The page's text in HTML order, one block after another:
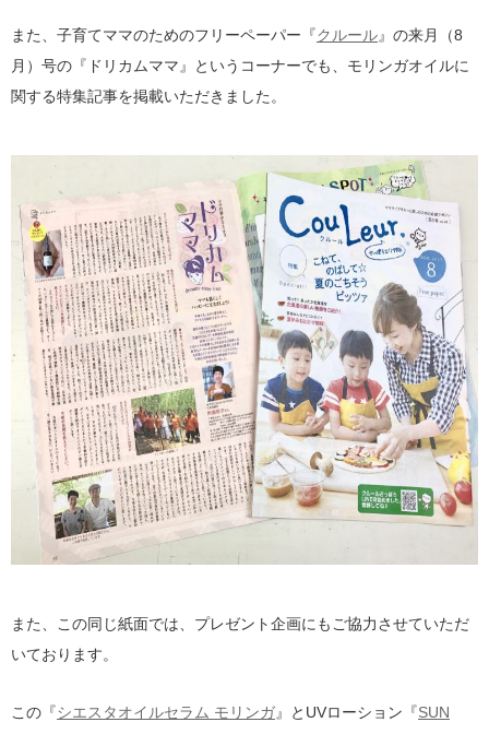
また、子育てママのためのフリーペーパー『クルール』の来月（8
月）号の『ドリカムママ』というコーナーでも、モリンガオイルに
関する特集記事を掲載いただきました。
また、この同じ紙面では、プレゼント企画にもご協力させていただ
いております。
この『シエスタオイルセラム モリンガ』とUVローション『SUN